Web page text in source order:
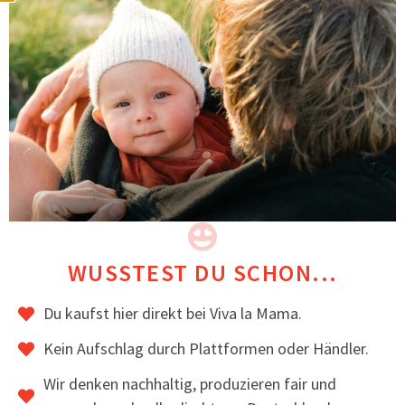
ZUM ARTIKEL
WUSSTEST DU SCHON...
Du kaufst hier direkt bei Viva la Mama.
Kein Aufschlag durch Plattformen oder Händler.
Wir denken nachhaltig, produzieren fair und